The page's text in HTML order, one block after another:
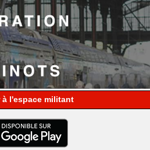
espace militant